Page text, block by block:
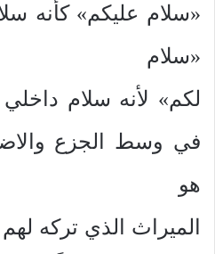
«سلام عليكم» كأنه
«سلام
لكم» لأنه سلام
في وسط الجزع
هو
الميراث الذي تركه